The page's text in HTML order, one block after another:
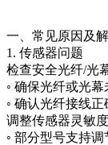
一、常见原因及
1. 传感器问题
检查安全光纤/光
◦ 确保光纤或光
◦ 确认光纤接线
调整传感器灵敏度
◦ 部分型号支持